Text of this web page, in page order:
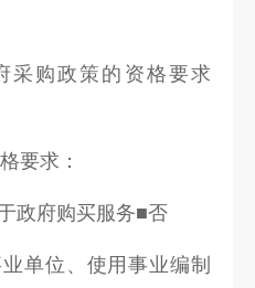
采购政策的资格要求
要求：
政府购买服务■否
单位、使用事业编制